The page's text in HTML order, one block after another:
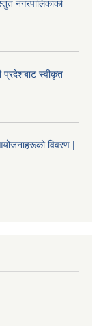
नगरपालिकाको
प्रदेशबाट स्वीकृत
विवरण |